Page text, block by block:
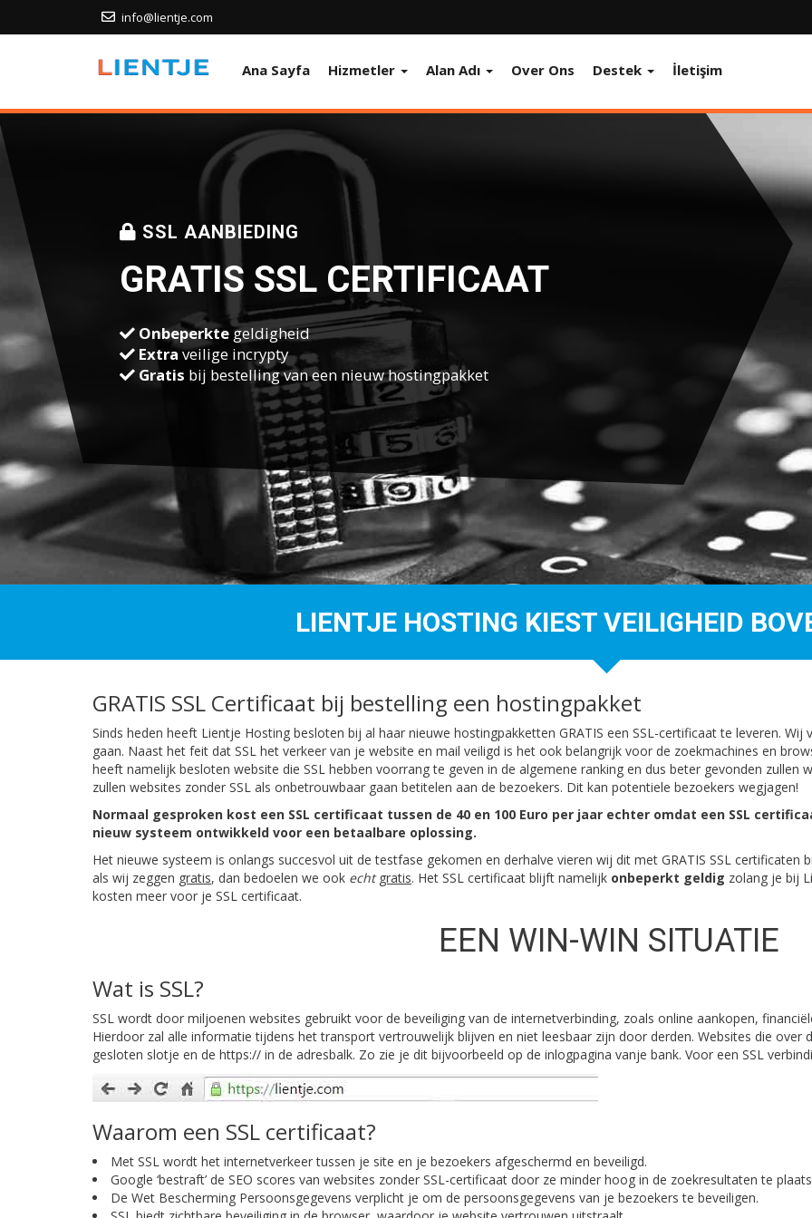
info@lientje.com
Ana Sayfa Hizmetler Alan Adı Over Ons Destek İletişim
SSL AANBIEDING
GRATIS SSL CERTIFICAAT
Onbeperktegeldigheid
Extraveilige incrypty
Gratis bij bestelling van een nieuw hostingpakket
LIENTJE HOSTING KIEST VEILIGHEID
GRATIS SSL Certificaat bij bestelling een hostingpakket
Sinds heden heeft Lientje Hosting besloten bij al haar nieuwe hostingpakketten GRATIS een SSL-certificaat te leveren.
gaan. Naast het feit dat SSL het verkeer van je website en mail veiligd is het ook belangrijk voor de zoekmachines en
heeft namelijk besloten website die SSL hebben voorrang te geven in de algemene ranking en dus beter gevonden zullen
zullen websites zonder SSL als onbetrouwbaar gaan betitelen aan de bezoekers. Dit kan potentiele bezoekers wegjagen!
Normaal gesproken kost een SSL certificaat tussen de 40 en 100 Euro per jaar echter omdat een SSL
nieuw systeem ontwikkeld voor een betaalbare oplossing.
Het nieuwe systeem is onlangs succesvol uit de testfase gekomen en derhalve vieren wij dit met GRATIS SSL certificaten
als wij zeggen gratis, dan bedoelen we ook echt gratis. Het SSL certificaat blijft namelijk onbeperkt geldig zolang je bij
kosten meer voor je SSL certificaat.
EEN WIN-WIN SITUATIE
Wat is SSL?
SSL wordt door miljoenen websites gebruikt voor de beveiliging van de internetverbinding, zoals online aankopen,
Hierdoor zal alle informatie tijdens het transport vertrouwelijk blijven en niet leesbaar zijn door derden. Websites die over
gesloten slotje en de https:// in de adresbalk. Zo zie je dit bijvoorbeeld op de inlogpagina vanje bank. Voor een SSL
Waarom een SSL certificaat?
Met SSL wordt het internetverkeer tussen je site en je bezoekers afgeschermd en beveiligd.
Google ‘bestraft’ de SEO scores van websites zonder SSL-certificaat door ze minder hoog in de zoekresultaten te
De Wet Bescherming Persoonsgegevens verplicht je om de persoonsgegevens van je bezoekers te beveiligen.